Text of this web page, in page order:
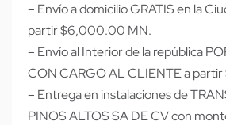
– Envío a domicilio GRATIS en la
partir $6,000.00 MN.
– Envío al Interior de la república
CON CARGO AL CLIENTE a
– Entrega en instalaciones de
PINOS ALTOS SA DE CV con